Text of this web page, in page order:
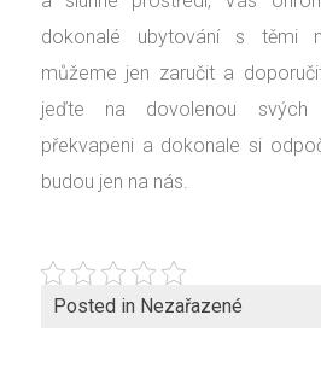
dokonalé ubytování s těmi
můžeme jen zaručit a
jeďte na dovolenou
překvapeni a dokonale si
budou jen na nás.
Posted in Nezařazené